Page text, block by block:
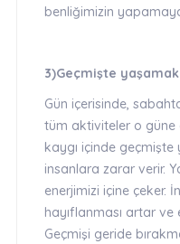
benliğimizin
3)Geçmişte yaşamak
Gün içerisinde,
tüm aktiviteler o güne
kaygı içinde
insanlara zarar verir.
enerjimizi içine çeker.
hayıflanması artar
Geçmişi geride